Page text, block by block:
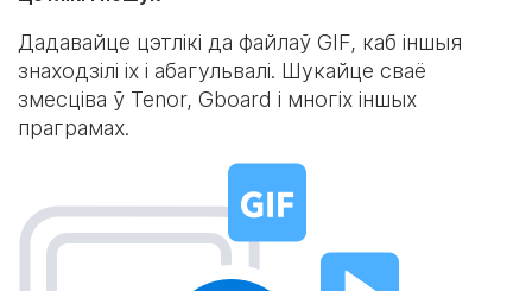
Дадавайце цэтлікі да файлаў GIF, каб іншыя
знаходзілі іх і абагульвалі. Шукайце сваё
змесціва ў Tenor, Gboard і многіх іншых
праграмах.